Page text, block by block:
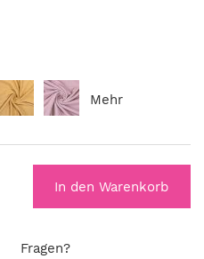
Mehr
In den Warenkorb
Fragen?